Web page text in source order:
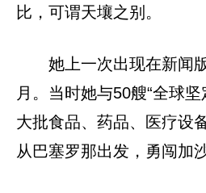
比，可谓天壤之别。
她上一次出现在新闻
月。当时她与50艘“全球
大批食品、药品、医疗设
从巴塞罗那出发，勇闯加沙